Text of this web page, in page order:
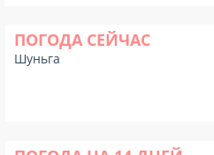
ПОГОДА СЕЙЧАС
Шуньга